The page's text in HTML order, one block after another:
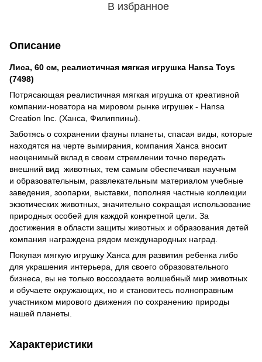
В избранное
Описание
Лиса, 60 см, реалистичная мягкая игрушка Hansa Toys
(7498)
Потрясающая реалистичная мягкая игрушка от креативной
компании-новатора на мировом рынке игрушек - Hansa
Creation Inc. (Ханса, Филиппины).
Заботясь о сохранении фауны планеты, спасая виды, которые
находятся на черте вымирания, компания Ханса вносит
неоценимый вклад в своем стремлении точно передать
внешний вид животных, тем самым обеспечивая научным
и образовательным, развлекательным материалом учебные
заведения, зоопарки, выставки, пополняя частные коллекции
экзотических животных, значительно сокращая использование
природных особей для каждой конкретной цели. За
достижения в области защиты животных и образования детей
компания награждена рядом международных наград.
Покупая мягкую игрушку Ханса для развития ребенка либо
для украшения интерьера, для своего образовательного
бизнеса, вы не только воссоздаете волшебный мир животных
и обучаете окружающих, но и становитесь полноправным
участником мирового движения по сохранению природы
нашей планеты.
Характеристики